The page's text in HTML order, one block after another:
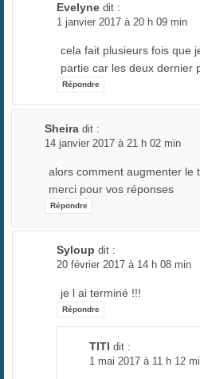
Evelyne dit :
1 janvier 2017 à 20 h 09 min
cela fait plusieurs fois que
partie car les deux
Répondre
Sheira dit :
14 janvier 2017 à 21 h 02 min
alors comment augmenter le
merci pour vos réponses
Répondre
Syloup dit :
20 février 2017 à 14 h 08 min
je l ai terminé !!!
Répondre
TITI dit :
1 mai 2017 à 11 h 12